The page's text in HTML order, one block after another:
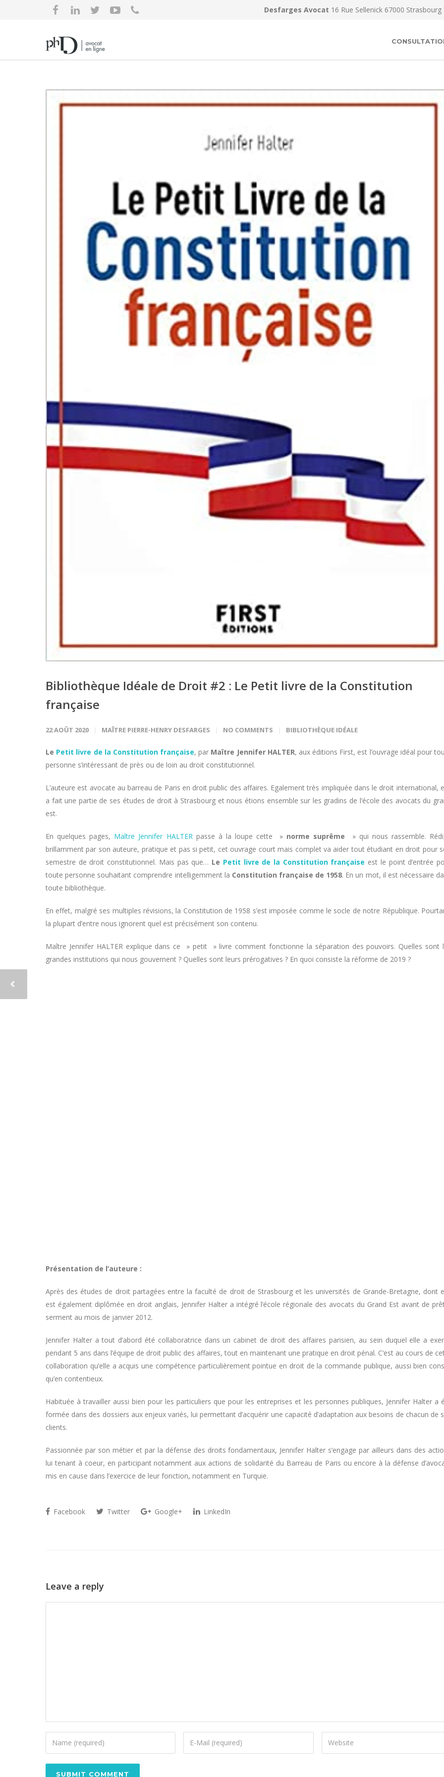
Desfarges Avocat 16 Rue Sellenick 67000 Strasbourg
Bibliothèque Idéale de Droit #2 : Le Petit livre de la Constitution
française
22 AOÛT 2020 MAÎTRE PIERRE-HENRY DESFARGES NO COMMENTS BIBLIOTHÈQUE IDÉALE
Le Petit livre de la Constitution française, par Maître Jennifer HALTER, aux éditions First, est l’ouvrage idéal pour
personne s’intéressant de près ou de loin au droit constitutionnel.
L’auteure est avocate au barreau de Paris en droit public des affaires. Egalement très impliquée dans le droit international,
a fait une partie de ses études de droit à Strasbourg et nous étions ensemble sur les gradins de l’école des avocats du
est.
En quelques pages, Maître Jennifer HALTERpasse à la loupe cette » norme suprême » qui nous rassemble.
brillamment par son auteure, pratique et pas si petit, cet ouvrage court mais complet va aider tout étudiant en droit pour
semestre de droit constitutionnel. Mais pas que… Le Petit livre de la Constitution française est le point d’entrée
toute personne souhaitant comprendre intelligemment la Constitution française de 1958. En un mot, il est nécessaire
toute bibliothèque.
En effet, malgré ses multiples révisions, la Constitution de 1958 s’est imposée comme le socle de notre République.
la plupart d’entre nous ignorent quel est précisément son contenu.
Maître Jennifer HALTER explique dans ce » petit » livre comment fonctionne la séparation des pouvoirs. Quelles sont
grandes institutions qui nous gouvernent ? Quelles sont leurs prérogatives ? En quoi consiste la réforme de 2019 ?
Présentation de l’auteure :
Après des études de droit partagées entre la faculté de droit de Strasbourg et les universités de Grande-Bretagne, dont
est également diplômée en droit anglais, Jennifer Halter a intégré l’école régionale des avocats du Grand Est avant de
serment au mois de janvier 2012.
Jennifer Halter a tout d’abord été collaboratrice dans un cabinet de droit des affaires parisien, au sein duquel elle a
pendant 5 ans dans l’équipe de droit public des affaires, tout en maintenant une pratique en droit pénal. C’est au cours de
collaboration qu’elle a acquis une compétence particulièrement pointue en droit de la commande publique, aussi bien
qu’en contentieux.
Habituée à travailler aussi bien pour les particuliers que pour les entreprises et les personnes publiques, Jennifer Halter a
formée dans des dossiers aux enjeux variés, lui permettant d’acquérir une capacité d’adaptation aux besoins de chacun de
clients.
Passionnée par son métier et par la défense des droits fondamentaux, Jennifer Halter s’engage par ailleurs dans des
lui tenant à coeur, en participant notamment aux actions de solidarité du Barreau de Paris ou encore à la défense
mis en cause dans l’exercice de leur fonction, notamment en Turquie.
Facebook Twitter Google+ LinkedIn
Leave a reply